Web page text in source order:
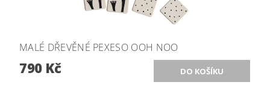
MALÉ DŘEVĚNÉ PEXESO OOH NOO
790 Kč